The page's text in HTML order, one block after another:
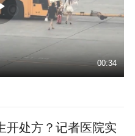
00:34
开处方？记者医院实